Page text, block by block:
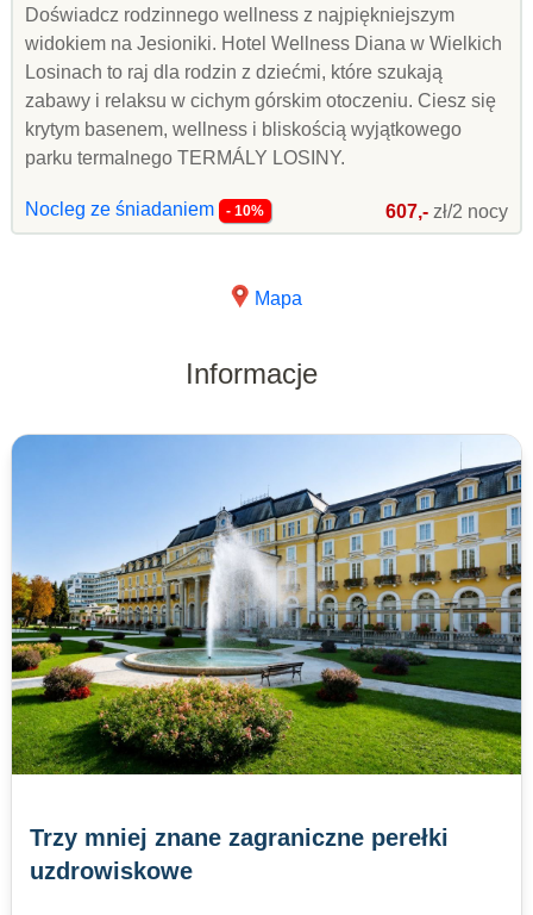
Doświadcz rodzinnego wellness z najpiękniejszym
widokiem na Jesioniki. Hotel Wellness Diana w Wielkich
Losinach to raj dla rodzin z dziećmi, które szukają
zabawy i relaksu w cichym górskim otoczeniu. Ciesz się
krytym basenem, wellness i bliskością wyjątkowego
parku termalnego TERMÁLY LOSINY.
Nocleg ze śniadaniem - 10% 607,- zł/2 nocy
Mapa
Informacje
Trzy mniej znane zagraniczne perełki
uzdrowiskowe